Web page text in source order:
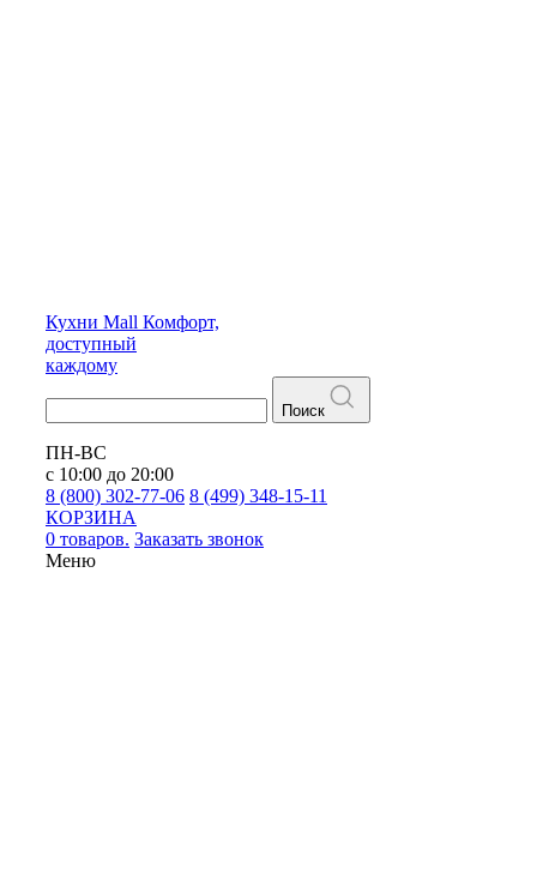
Кухни Mall Комфорт,
доступный
каждому
Поиск
ПН-ВС
с 10:00 до 20:00
8 (800) 302-77-06 8 (499) 348-15-11
КОРЗИНА
0 товаров. Заказать звонок
Меню